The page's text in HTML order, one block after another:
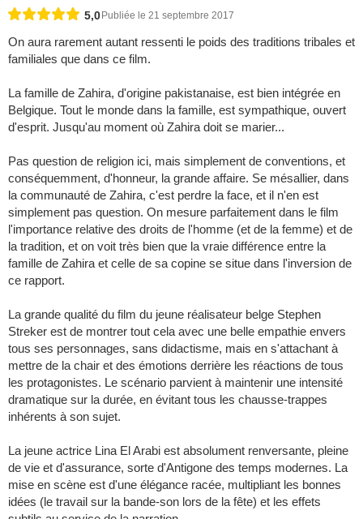
5,0 Publiée le 21 septembre 2017
On aura rarement autant ressenti le poids des traditions tribales et
familiales que dans ce film.
La famille de Zahira, d'origine pakistanaise, est bien intégrée en
Belgique. Tout le monde dans la famille, est sympathique, ouvert
d'esprit. Jusqu'au moment où Zahira doit se marier...
Pas question de religion ici, mais simplement de conventions, et
conséquemment, d'honneur, la grande affaire. Se mésallier, dans
la communauté de Zahira, c'est perdre la face, et il n'en est
simplement pas question. On mesure parfaitement dans le film
l'importance relative des droits de l'homme (et de la femme) et de
la tradition, et on voit très bien que la vraie différence entre la
famille de Zahira et celle de sa copine se situe dans l'inversion de
ce rapport.
La grande qualité du film du jeune réalisateur belge Stephen
Streker est de montrer tout cela avec une belle empathie envers
tous ses personnages, sans didactisme, mais en s'attachant à
mettre de la chair et des émotions derrière les réactions de tous
les protagonistes. Le scénario parvient à maintenir une intensité
dramatique sur la durée, en évitant tous les chausse-trappes
inhérents à son sujet.
La jeune actrice Lina El Arabi est absolument renversante, pleine
de vie et d'assurance, sorte d'Antigone des temps modernes. La
mise en scène est d'une élégance racée, multipliant les bonnes
idées (le travail sur la bande-son lors de la fête) et les effets